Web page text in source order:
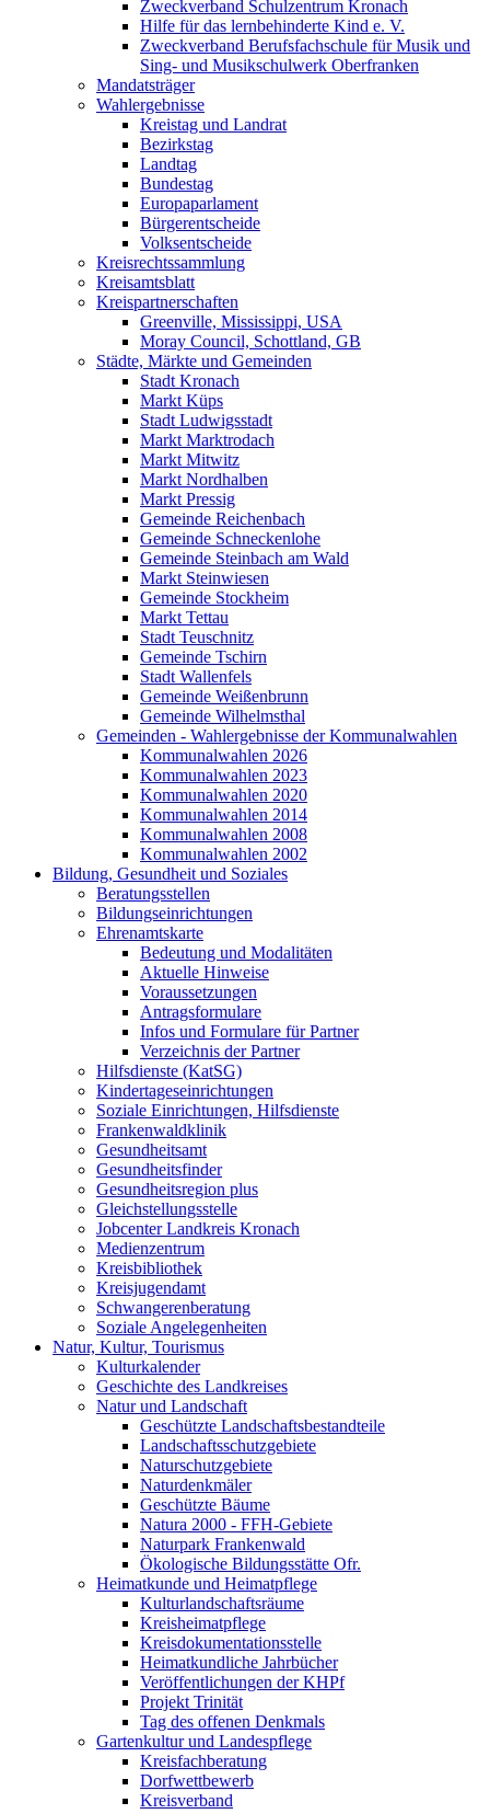
Zweckverband Schulzentrum Kronach
Hilfe für das lernbehinderte Kind e. V.
Zweckverband Berufsfachschule für Musik und
Sing- und Musikschulwerk Oberfranken
Mandatsträger
Wahlergebnisse
Kreistag und Landrat
Bezirkstag
Landtag
Bundestag
Europaparlament
Bürgerentscheide
Volksentscheide
Kreisrechtssammlung
Kreisamtsblatt
Kreispartnerschaften
Greenville, Mississippi, USA
Moray Council, Schottland, GB
Städte, Märkte und Gemeinden
Stadt Kronach
Markt Küps
Stadt Ludwigsstadt
Markt Marktrodach
Markt Mitwitz
Markt Nordhalben
Markt Pressig
Gemeinde Reichenbach
Gemeinde Schneckenlohe
Gemeinde Steinbach am Wald
Markt Steinwiesen
Gemeinde Stockheim
Markt Tettau
Stadt Teuschnitz
Gemeinde Tschirn
Stadt Wallenfels
Gemeinde Weißenbrunn
Gemeinde Wilhelmsthal
Gemeinden - Wahlergebnisse der Kommunalwahlen
Kommunalwahlen 2026
Kommunalwahlen 2023
Kommunalwahlen 2020
Kommunalwahlen 2014
Kommunalwahlen 2008
Kommunalwahlen 2002
Bildung, Gesundheit und Soziales
Beratungsstellen
Bildungseinrichtungen
Ehrenamtskarte
Bedeutung und Modalitäten
Aktuelle Hinweise
Voraussetzungen
Antragsformulare
Infos und Formulare für Partner
Verzeichnis der Partner
Hilfsdienste (KatSG)
Kindertageseinrichtungen
Soziale Einrichtungen, Hilfsdienste
Frankenwaldklinik
Gesundheitsamt
Gesundheitsfinder
Gesundheitsregion plus
Gleichstellungsstelle
Jobcenter Landkreis Kronach
Medienzentrum
Kreisbibliothek
Kreisjugendamt
Schwangerenberatung
Soziale Angelegenheiten
Natur, Kultur, Tourismus
Kulturkalender
Geschichte des Landkreises
Natur und Landschaft
Geschützte Landschaftsbestandteile
Landschaftsschutzgebiete
Naturschutzgebiete
Naturdenkmäler
Geschützte Bäume
Natura 2000 - FFH-Gebiete
Naturpark Frankenwald
Ökologische Bildungsstätte Ofr.
Heimatkunde und Heimatpflege
Kulturlandschaftsräume
Kreisheimatpflege
Kreisdokumentationsstelle
Heimatkundliche Jahrbücher
Veröffentlichungen der KHPf
Projekt Trinität
Tag des offenen Denkmals
Gartenkultur und Landespflege
Kreisfachberatung
Dorfwettbewerb
Kreisverband